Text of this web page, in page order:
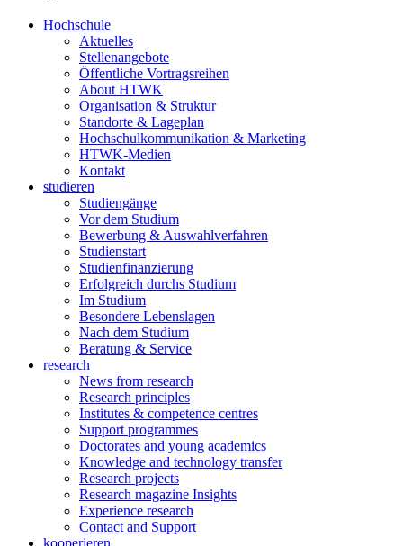
Hochschule
Aktuelles
Stellenangebote
Öffentliche Vortragsreihen
About HTWK
Organisation & Struktur
Standorte & Lageplan
Hochschulkommunikation & Marketing
HTWK-Medien
Kontakt
studieren
Studiengänge
Vor dem Studium
Bewerbung & Auswahlverfahren
Studienstart
Studienfinanzierung
Erfolgreich durchs Studium
Im Studium
Besondere Lebenslagen
Nach dem Studium
Beratung & Service
research
News from research
Research principles
Institutes & competence centres
Support programmes
Doctorates and young academics
Knowledge and technology transfer
Research projects
Research magazine Insights
Experience research
Contact and Support